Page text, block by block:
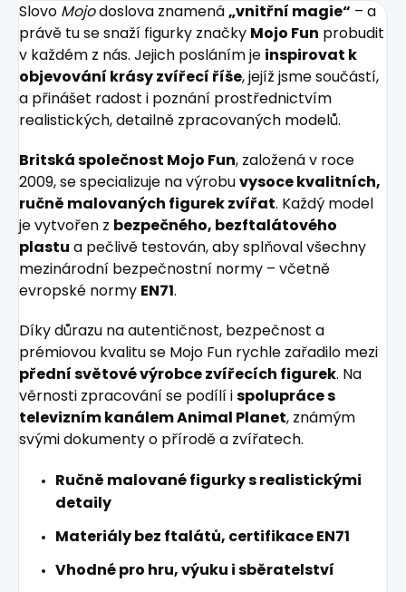
Slovo Mojodoslova znamená„vnitřní magie“ – a
právě tu se snaží figurky značky Mojo Fun probudit
v každém z nás. Jejich posláním je inspirovat k
objevování krásy zvířecí říše, jejíž jsme součástí,
a přinášet radost i poznání prostřednictvím
realistických, detailně zpracovaných modelů.
Britská společnost Mojo Fun, založená v roce
2009, se specializuje na výrobuvysoce kvalitních,
ručně malovaných figurek zvířat. Každý model
je vytvořen z bezpečného, bezftalátového
plastu a pečlivě testován, aby splňoval všechny
mezinárodní bezpečnostní normy – včetně
evropské normy EN71.
Díky důrazu na autentičnost, bezpečnost a
prémiovou kvalitu se Mojo Fun rychle zařadilo mezi
přední světové výrobce zvířecích figurek. Na
věrnosti zpracování se podílí ispolupráce s
televizním kanálem Animal Planet, známým
svými dokumenty o přírodě a zvířatech.
Ručně malované figurky s realistickými
detaily
Materiály bez ftalátů, certifikace EN71
Vhodné pro hru, výuku i sběratelství